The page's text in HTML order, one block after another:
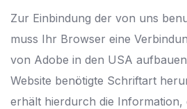
Zur Einbindung der von uns
muss Ihr Browser eine
von Adobe in den USA
Website benötigte Schriftart
erhält hierdurch die Information,